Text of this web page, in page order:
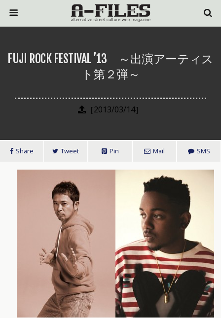
FUJI ROCK FESTIVAL ’13 ～出演アーティス
ト第２弾～
［2013/03/14］
Share Tweet Pin Mail SMS